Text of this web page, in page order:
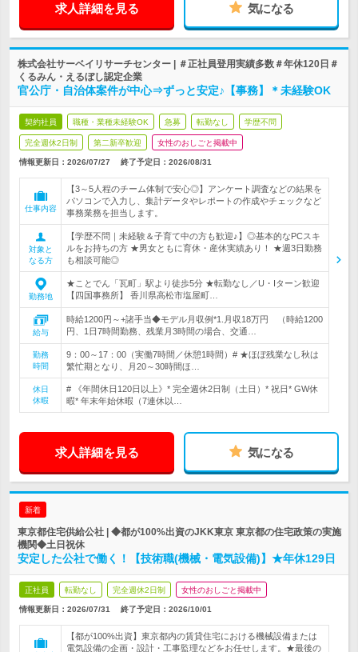
求人詳細を見る 気になる
株式会社サーベイリサーチセンター | ＃正社員登用実績多数＃年休120日＃
くるみん・えるぼし認定企業
官公庁・自治体案件が中心⇒ずっと安定♪【事務】＊未経験OK
契約社員 職種・業種未経験OK 急募 転勤なし 学歴不問
完全週休2日制 第二新卒歓迎 女性のおしごと掲載中
情報更新日：2026/07/27 終了予定日： 2026/08/31
仕事内容
【3～5人程のチーム体制で安心◎】アンケート調査などの結果を
パソコンで入力し、集計データやレポートの作成やチェックなど
事務業務を担当します。
対象と
なる方
【学歴不問｜未経験＆子育て中の方も歓迎♪】◎基本的なPCスキ
ルをお持ちの方 ★男女ともに育休・産休実績あり！ ★週3日勤務
も相談可能◎
勤務地
★ことでん「瓦町」駅より徒歩5分 ★転勤なし／U・Iターン歓迎
【四国事務所】 香川県高松市塩屋町…
給与
時給1200円～+諸手当◆モデル月収例*1.月収18万円 （時給1200
円、1日7時間勤務、残業月3時間の場合、交通…
勤務
時間
9：00～17：00（実働7時間／休憩1時間）# ★ほぼ残業なし秋は
繁忙期となり、月20～30時間ほ…
休日
休暇
# 《年間休日120日以上》* 完全週休2日制（土日）* 祝日* GW休
暇* 年末年始休暇（7連休以…
求人詳細を見る 気になる
新着
東京都住宅供給公社 | ◆都が100%出資のJKK東京 東京都の住宅政策の実施
機関◆土日祝休
安定した公社で働く！【技術職(機械・電気設備)】★年休129日
正社員 転勤なし 完全週休2日制 女性のおしごと掲載中
情報更新日：2026/07/31 終了予定日： 2026/10/01
【都が100%出資】東京都内の賃貸住宅における機械設備または
電気設備の企画・設計・工事監理などをお任せします。★最後の